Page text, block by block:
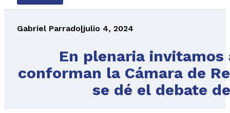
Gabriel Parrado|julio 4, 2024
En plenaria
conforman la Cámara de
se dé el debate